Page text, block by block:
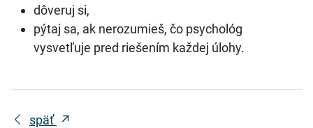
dôveruj si,
pýtaj sa, ak nerozumieš, čo psychológ
vysvetľuje pred riešením každej úlohy.
späť